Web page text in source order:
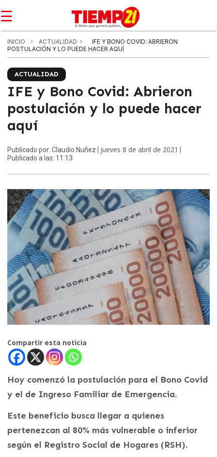
☰
INICIO ACTUALIDAD
IFE Y BONO COVID: ABRIERON
POSTULACIÓN Y LO PUEDE HACER AQUÍ
ACTUALIDAD
IFE y Bono Covid: Abrieron
postulación y lo puede hacer
aquí
Publicado por: Claudio Nuñez | jueves 8 de abril de 2021
Publicado a las: 11:13
Compartir esta noticia
Hoy comenzó la postulación para el Bono Covid
y el de Ingreso Familiar de Emergencia.
Este beneficio busca llegar a quienes
pertenezcan al 80% más vulnerable o inferior
según el Registro Social de Hogares (RSH).